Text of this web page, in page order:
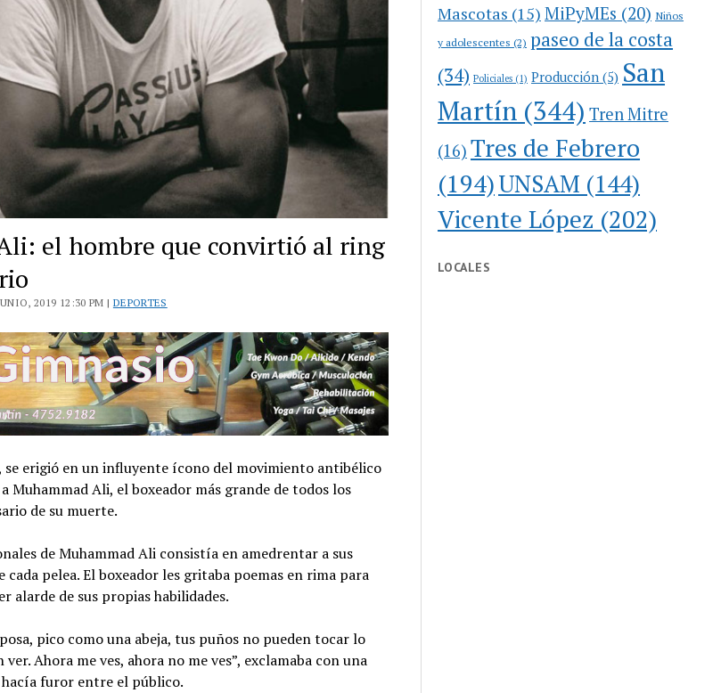
el hombre que convirtió al ring
2019 12:30 PM | DEPORTES
se erigió en un influyente ícono del movimiento antibélico
Muhammad Ali, el boxeador más grande de todos los
de su muerte.
de Muhammad Ali consistía en amedrentar a sus
pelea. El boxeador les gritaba poemas en rima para
alarde de sus propias habilidades.
pico como una abeja, tus puños no pueden tocar lo
Ahora me ves, ahora no me ves”, exclamaba con una
furor entre el público.
Mascotas (15) MiPyMEs (20) Niños
y adolescentes (2) paseo de la costa
(34) Policiales (1) Producción (5) San
Martín (344) Tren Mitre
(16) Tres de Febrero
(194)UNSAM (144)
Vicente López (202)
LOCALES